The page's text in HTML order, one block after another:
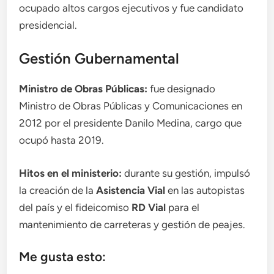
ocupado altos cargos ejecutivos y fue candidato
presidencial.
Gestión Gubernamental
Ministro de Obras Públicas: fue designado
Ministro de Obras Públicas y Comunicaciones en
2012 por el presidente Danilo Medina, cargo que
ocupó hasta 2019.
Hitos en el ministerio: durante su gestión, impulsó
la creación de laAsistencia Vial en las autopistas
del país y el fideicomiso RD Vial para el
mantenimiento de carreteras y gestión de peajes.
Me gusta esto: